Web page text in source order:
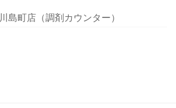
島町店（調剤カウンター）